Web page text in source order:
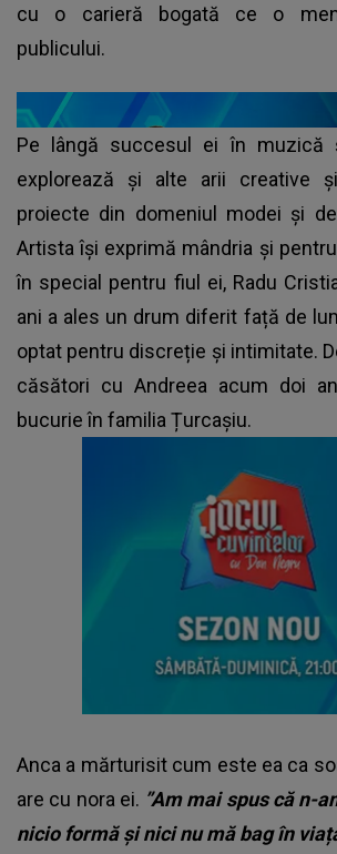
cu o carieră bogată ce o
publicului.
Pe lângă succesul ei în muzică
explorează și alte arii creative
proiecte din domeniul modei și
Artista își exprimă mândria și
în special pentru fiul ei, Radu
ani a ales un drum diferit față de
optat pentru discreție și intimitate.
căsători cu Andreea acum doi
bucurie în familia Țurcașiu.
Anca a mărturisit cum este ea ca
are cu nora ei. ”Am mai spus că n-
nicio formă și nici nu mă bag în